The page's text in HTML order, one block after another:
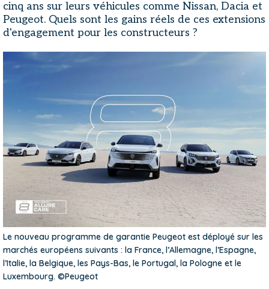
cinq ans sur leurs véhicules comme Nissan, Dacia et
Peugeot. Quels sont les gains réels de ces extensions
d'engagement pour les constructeurs ?
Le nouveau programme de garantie Peugeot est déployé sur les
marchés européens suivants : la France, l’Allemagne, l’Espagne,
l’Italie, la Belgique, les Pays-Bas, le Portugal, la Pologne et le
Luxembourg. ©Peugeot